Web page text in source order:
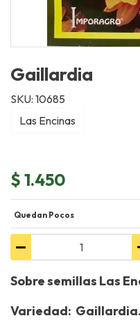
Gaillardia
SKU: 10685
Las Encinas
$ 1.450
Quedan Pocos
Sobre semillas Las
Variedad: Gaillardia.